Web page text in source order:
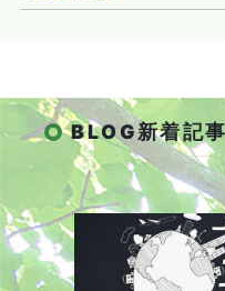
BLOG新着記事